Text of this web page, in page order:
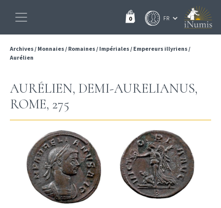
0
Archives/ Monnaies/ Romaines/ Impériales/ Empereurs illyriens/
Aurélien
AURÉLIEN, DEMI-AURELIANUS,
ROME, 275